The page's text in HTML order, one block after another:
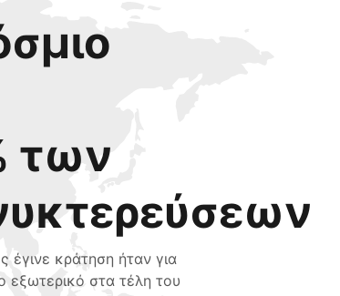
των
έγινε κράτηση ήταν για
εξωτερικό στα τέλη του